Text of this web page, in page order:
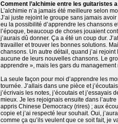
Comment l’alchimie entre les guitaristes
L’alchimie n’a jamais été meilleure selon
J’ai juste rejoint le groupe sans jamais
eu la possibilité d’apprendre les chansons
l’époque, beaucoup de choses jouaient
j’aurais dû donner. Ça a été un coup dur.
travailler et trouver les bonnes solutions.
chansons. Un autre détail, quand j’ai
aucune de leurs nouvelles chansons. Le
apprendre », mais les gars du
La seule façon pour moi d’apprendre les
tournée. J’allais dans une pièce et
j’écrivais les notes, j’écoutais et
mieux. Je les rejoignais ensuite dans
appris Chinese Democracy (rires) ; aux
copie et j’ai respecté leur souhait. Oui,
comme ça qu’ils veulent que ce soit fait, je